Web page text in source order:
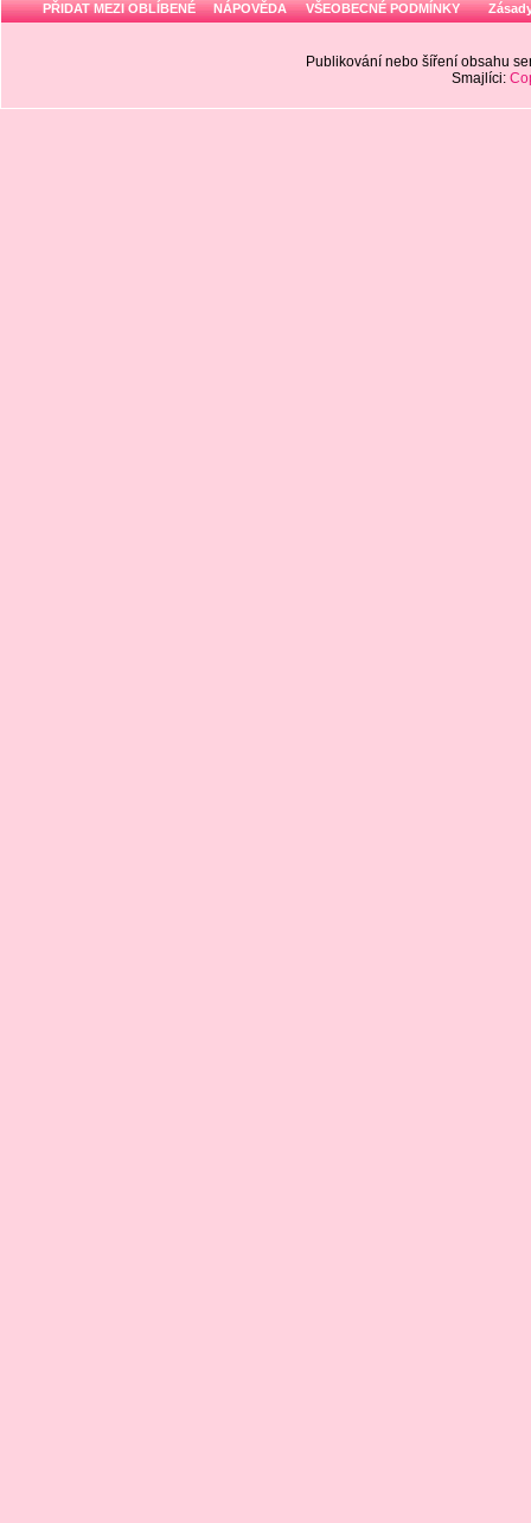
PŘIDAT MEZI OBLÍBENÉ NÁPOVĚDA VŠEOBECNÉ PODMÍNKY
Publikování nebo šíření obsahu
Smajlíci: